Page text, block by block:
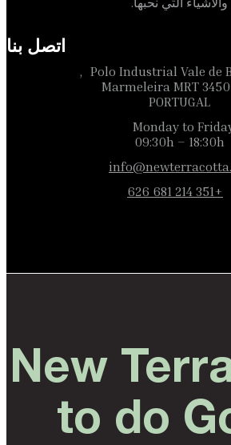
اتصل بنا
Polo Industrial Vale de
3450-097
PORTUGAL
Monday to
09:30h – 18:30h
+351 214 681 626
New
to do